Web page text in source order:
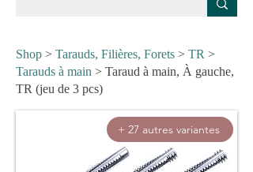
Shop > Tarauds, Filières, Forets > TR >
Tarauds à main > Taraud à main, À gauche,
TR (jeu de 3 pcs)
+ 27 autres variantes